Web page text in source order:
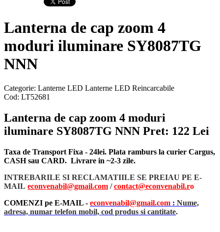
Lanterna de cap zoom 4
moduri iluminare SY8087TG
NNN
Categorie: Lanterne LED Lanterne LED Reincarcabile
Cod: LT52681
Lanterna de cap zoom 4 moduri
iluminare SY8087TG NNN Pret: 122 Lei
Taxa de Transport Fixa - 24lei. Plata ramburs la curier Cargus,
CASH sau CARD. Livrare in ~2-3 zile.
INTREBARILE SI RECLAMATIILE SE PREIAU PE E-
MAIL econvenabil@gmail.com /contact@econvenabil.ro
COMENZI pe E-MAIL - econvenabil@gmail.com : Nume,
adresa, numar telefon mobil, cod produs si cantitate.